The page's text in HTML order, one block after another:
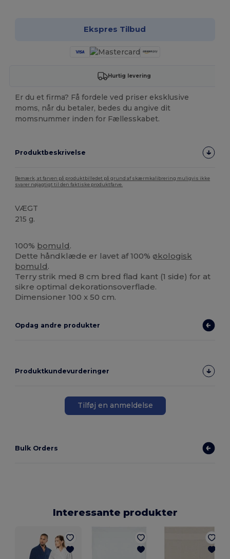
Ekspres Tilbud
Hurtig levering
Er du et firma? Få fordele ved priser eksklusive
moms, når du betaler, bedes du angive dit
momsnummer inden for Fællesskabet.
Produktbeskrivelse
Bemærk, at farven på produktbilledet på grund af skærmkalibrering muligvis ikke
svarer nøjagtigt til den faktiske produktfarve.
VÆGT
215 g.
100% bomuld.
Dette håndklæde er lavet af 100% økologisk
bomuld.
Terry strik med 8 cm bred flad kant (1 side) for at
sikre optimal dekorationsoverflade.
Dimensioner 100 x 50 cm.
Opdag andre produkter
Produktkundevurderinger
Tilføj en anmeldelse
Bulk Orders
Interessante produkter